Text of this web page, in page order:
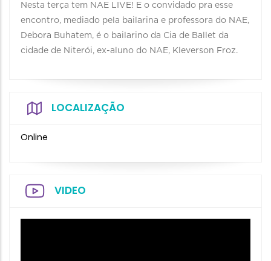
Nesta terça tem NAE LIVE! E o convidado pra esse
encontro, mediado pela bailarina e professora do NAE,
Debora Buhatem, é o bailarino da Cia de Ballet da
cidade de Niterói, ex-aluno do NAE, Kleverson Froz.
LOCALIZAÇÃO
Online
VIDEO